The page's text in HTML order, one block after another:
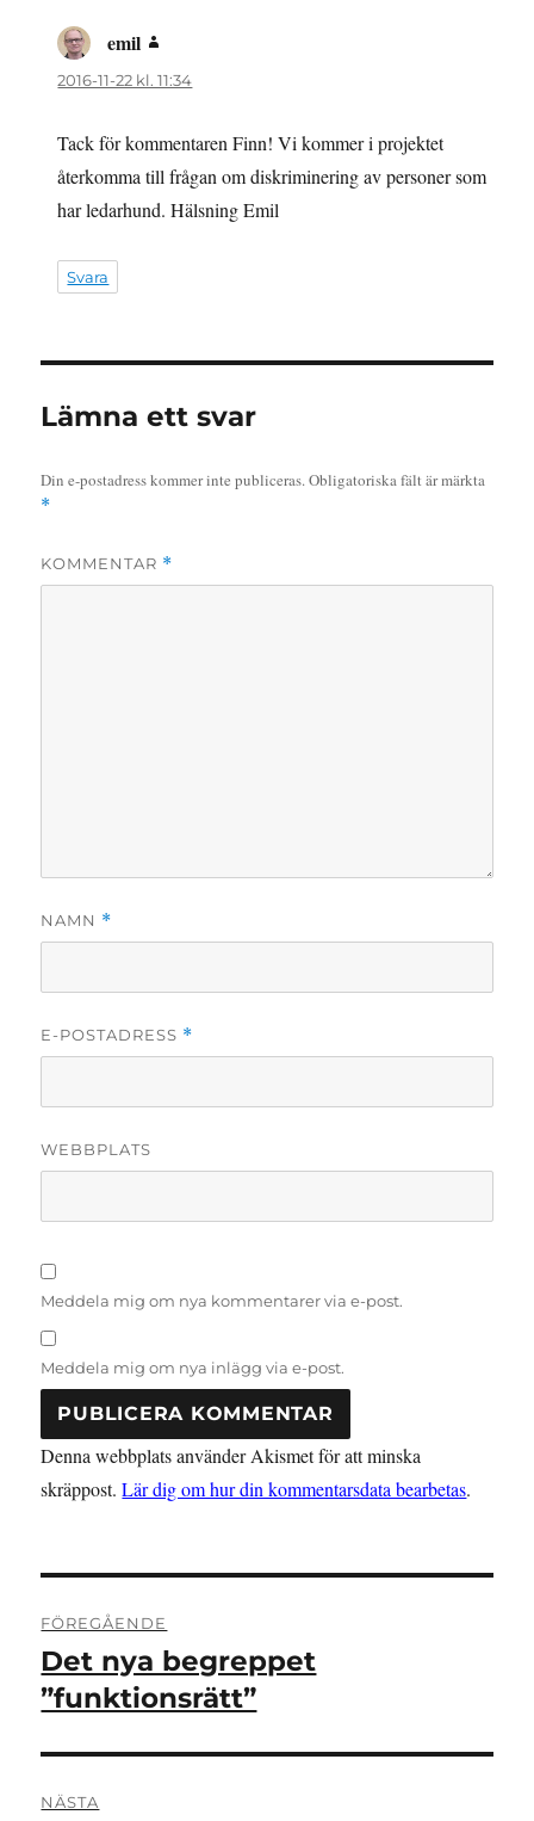
emil
2016-11-22 kl. 11:34
Tack för kommentaren Finn! Vi kommer i projektet
återkomma till frågan om diskriminering av personer som
har ledarhund. Hälsning Emil
Svara
Lämna ett svar
Din e-postadress kommer inte publiceras.Obligatoriska fält är märkta
*
KOMMENTAR *
NAMN *
E-POSTADRESS *
WEBBPLATS
Meddela mig om nya kommentarer via e-post.
Meddela mig om nya inlägg via e-post.
Denna webbplats använder Akismet för att minska
skräppost.Lär dig om hur din kommentarsdata bearbetas.
FÖREGÅENDE
Föregående
inlägg:
Det nya begreppet
”funktionsrätt”
NÄSTA